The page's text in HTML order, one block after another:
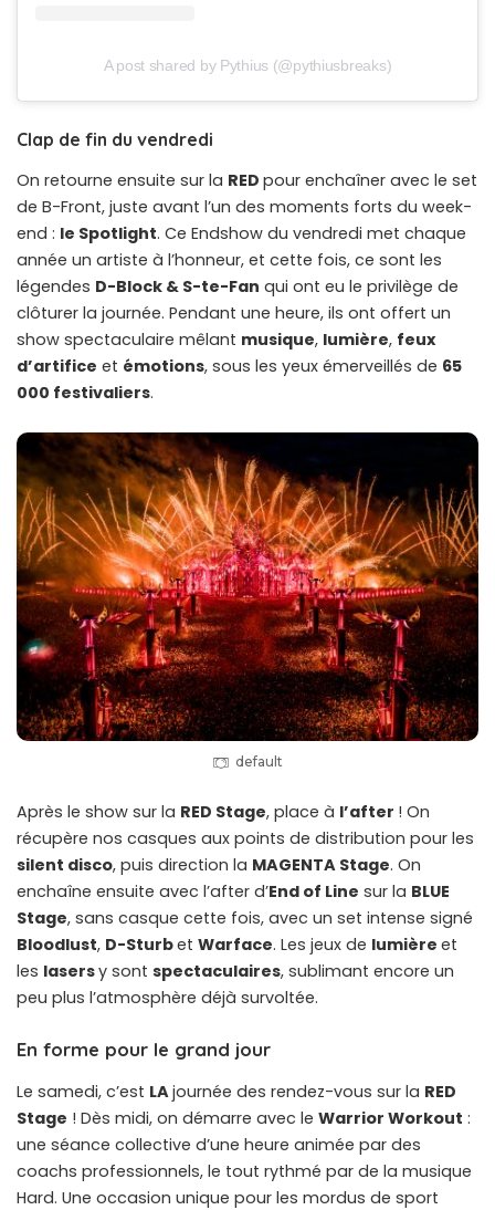
A post shared by Pythius (@pythiusbreaks)
Clap de fin du vendredi
On retourne ensuite sur la RED pour enchaîner avec le set
de B-Front, juste avant l’un des moments forts du week-
end : le Spotlight. Ce Endshow du vendredi met chaque
année un artiste à l’honneur, et cette fois, ce sont les
légendes D-Block & S-te-Fan qui ont eu le privilège de
clôturer la journée. Pendant une heure, ils ont offert un
show spectaculaire mêlant musique, lumière, feux
d’artifice et émotions, sous les yeux émerveillés de 65
000 festivaliers.
default
Après le show sur la RED Stage, place à l’after ! On
récupère nos casques aux points de distribution pour les
silent disco, puis direction la MAGENTA Stage. On
enchaîne ensuite avec l’after d’End of Line sur la BLUE
Stage, sans casque cette fois, avec un set intense signé
Bloodlust, D-Sturbet Warface. Les jeux de lumière et
les lasersy sont spectaculaires, sublimant encore un
peu plus l’atmosphère déjà survoltée.
En forme pour le grand jour
Le samedi, c’est LAjournée des rendez-vous sur la RED
Stage ! Dès midi, on démarre avec le Warrior Workout :
une séance collective d’une heure animée par des
coachs professionnels, le tout rythmé par de la musique
Hard. Une occasion unique pour les mordus de sport